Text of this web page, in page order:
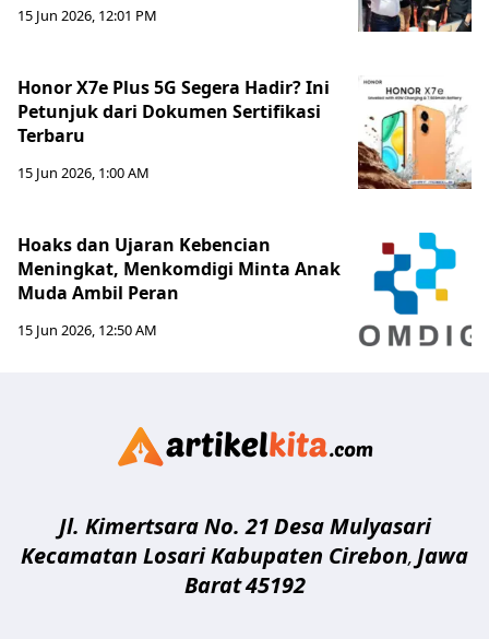
15 Jun 2026, 12:01 PM
Honor X7e Plus 5G Segera Hadir? Ini
Petunjuk dari Dokumen Sertifikasi
Terbaru
15 Jun 2026, 1:00 AM
Hoaks dan Ujaran Kebencian
Meningkat, Menkomdigi Minta Anak
Muda Ambil Peran
15 Jun 2026, 12:50 AM
Jl. Kimertsara No. 21Desa Mulyasari
Kecamatan Losari Kabupaten Cirebon, Jawa
Barat45192